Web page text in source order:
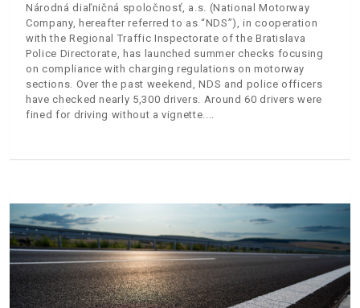
Národná diaľničná spoločnosť, a.s. (National Motorway
Company, hereafter referred to as “NDS”), in cooperation
with the Regional Traffic Inspectorate of the Bratislava
Police Directorate, has launched summer checks focusing
on compliance with charging regulations on motorway
sections. Over the past weekend, NDS and police officers
have checked nearly 5,300 drivers. Around 60 drivers were
fined for driving without a vignette.